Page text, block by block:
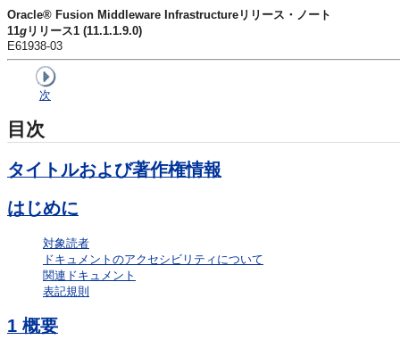
Oracle® Fusion Middleware Infrastructureリリース・ノート
11g リリース1 (11.1.1.9.0)
E61938-03
次
目次
タイトルおよび著作権情報
はじめに
対象読者
ドキュメントのアクセシビリティについて
関連ドキュメント
表記規則
1 概要